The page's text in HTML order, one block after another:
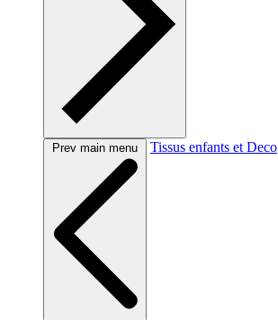
Prev main menu Tissus enfants et Deco